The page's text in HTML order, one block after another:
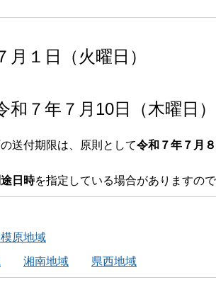
１日（火曜日）
和７年７月10日（木曜日
送付期限は、原則として令和７年７月
日時を指定している場合がありますので
原地域
湘南地域 県西地域